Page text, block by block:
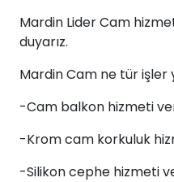
Mardin Lider Cam
duyarız.
Mardin Cam ne tür işler
-Cam balkon hizmeti
-Krom cam korkuluk
-Silikon cephe hizmeti